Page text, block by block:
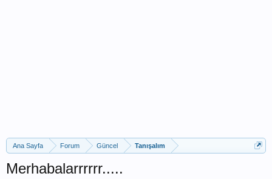
Ana Sayfa Forum Güncel Tanışalım
Merhabalarrrrrr.....